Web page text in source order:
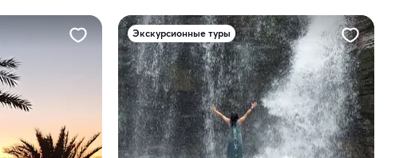
Экскурсионные туры